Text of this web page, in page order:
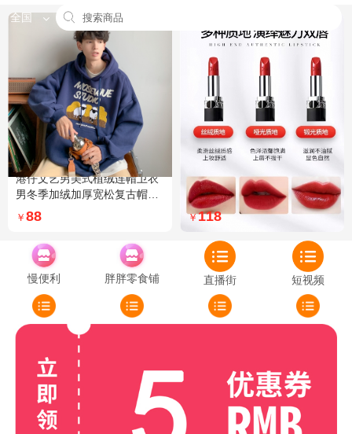
全国
港仔文艺男美式植绒连帽卫衣
男冬季加绒加厚宽松复古帽衫
外套 XXL 加绒 5XL 灰色加绒
￥ 88
Dior迪奥全新烈艳蓝金口红品
牌授权经典藤格纹饰带丝绒质
地999色号传奇红唇哑光 哑光
￥118
慢便利 胖胖零食铺 直播街 短视频